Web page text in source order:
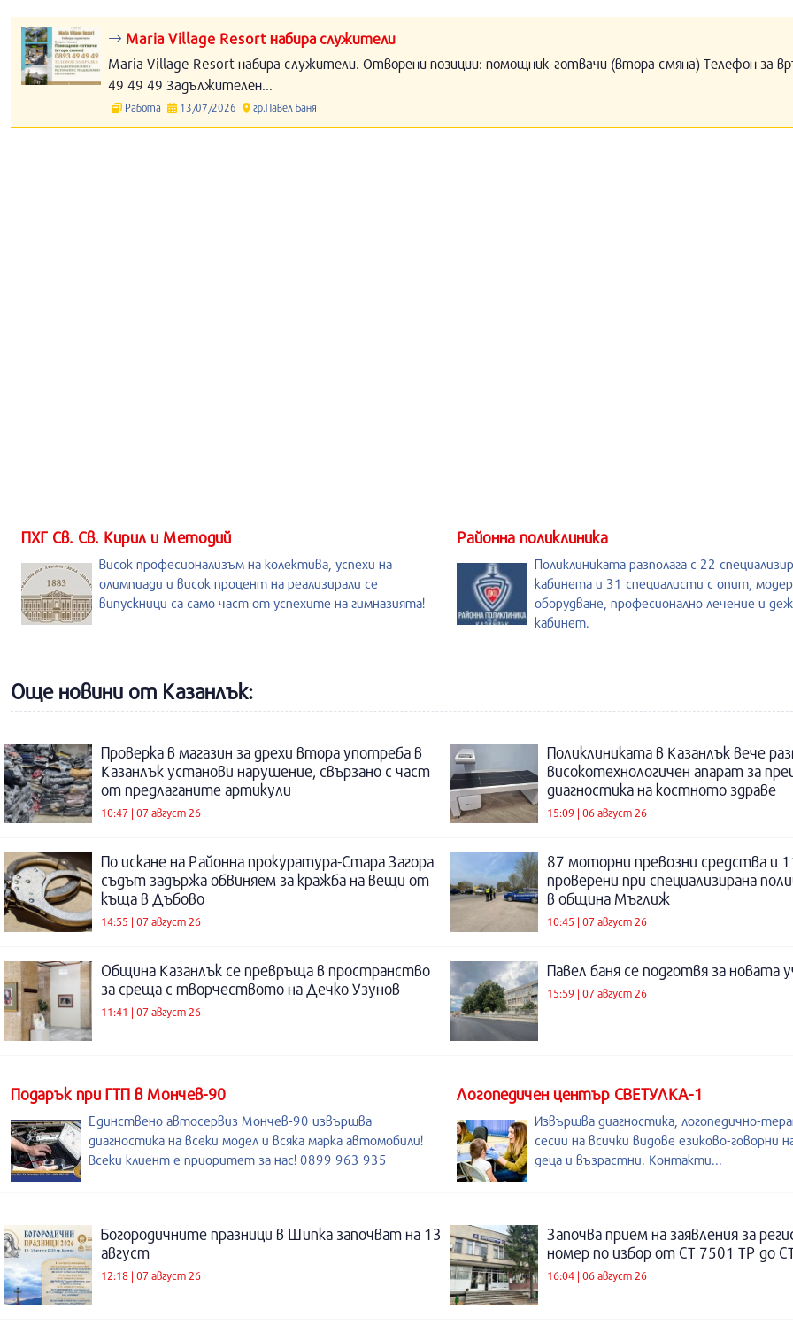
Maria Village Resort набира служители
Maria Village Resort набира служители. Отворени позиции: помощник-готвачи (втора смяна) Телефон за
49 49 49 Задължителен...
Работа 13/07/2026 гр.Павел Баня
ПХГ Св. Св. Кирил и Методий
Висок професионализъм на колектива, успехи на
олимпиади и висок процент на реализирали се
випускници са само част от успехите на гимназията!
Районна поликлиника
Поликлиниката разполага с 22
кабинета и 31 специалисти с опит,
оборудване, професионално лечение и
кабинет.
Още новини от Казанлък:
Проверка в магазин за дрехи втора употреба в
Казанлък установи нарушение, свързано с част
от предлаганите артикули
10:47 | 07 август 26
Поликлиниката в Казанлък вече
високотехнологичен апарат за
диагностика на костното здраве
15:09 | 06 август 26
По искане на Районна прокуратура-Стара Загора
съдът задържа обвиняем за кражба на вещи от
къща в Дъбово
14:55 | 07 август 26
87 моторни превозни средства и
проверени при специализирана
в община Мъглиж
10:45 | 07 август 26
Община Казанлък се превръща в пространство
за среща с творчеството на Дечко Узунов
11:41 | 07 август 26
Павел баня се подготвя за новата
15:59 | 07 август 26
Подарък при ГТП в Мончев-90
Единствено автосервиз Мончев-90 извършва
диагностика на всеки модел и всяка марка автомобили!
Всеки клиент е приоритет за нас! 0899 963 935
Логопедичен център СВЕТУЛКА-1
Извършва диагностика, логопедично-
сесии на всички видове езиково-говорни
деца и възрастни. Контакти...
Богородичните празници в Шипка започват на 13
август
12:18 | 07 август 26
Започва прием на заявления за
номер по избор от СТ 7501 ТР до
16:04 | 06 август 26